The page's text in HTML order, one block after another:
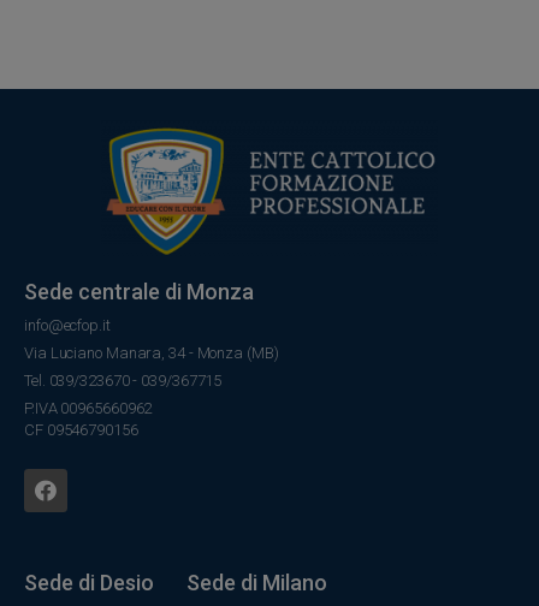
Sede centrale di Monza
info@ecfop.it
Via Luciano Manara, 34 - Monza (MB)
Tel. 039/323670 - 039/367715
P.IVA 00965660962
CF 09546790156
Sede di Desio Sede di Milano